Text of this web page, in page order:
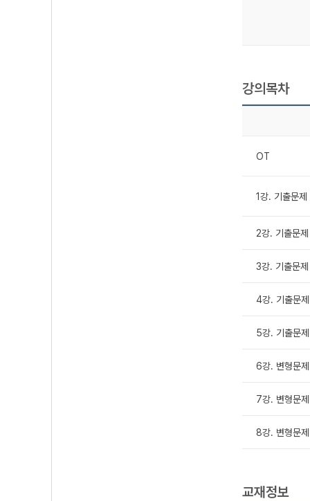
강의목차
OT
1강. 기출문
2강. 기출문
3강. 기출문
4강. 기출문
5강. 기출문
6강. 변형문
7강. 변형문
8강. 변형문
교재정보